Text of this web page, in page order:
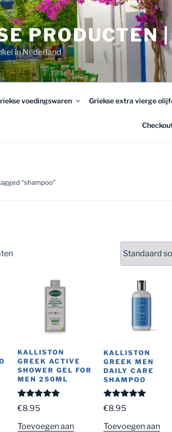
in Nederland
voedingswaren Griekse extra vierge
“shampoo”
KALLISTON
GREEK ACTIVE
SHOWER GEL FOR
MEN 250ML
Gewaardeerd
5.00uit 5
€8.95
Toevoegen aan
KALLISTON
GREEK MEN
DAILY CARE
SHAMPOO
Gewaardeerd
5.00uit 5
€8.95
Toevoegen aan